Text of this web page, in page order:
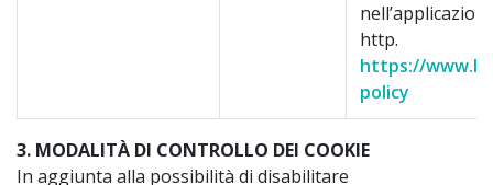
http.
https://
policy
3. MODALITÀ DI CONTROLLO DEI COOKIE
In aggiunta alla possibilità di disabilitare